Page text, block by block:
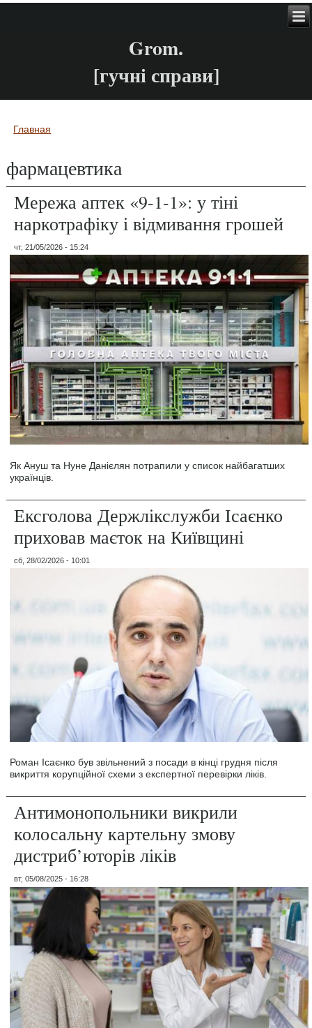
Grom.
[гучні справи]
Вы здесь
Главная
фармацевтика
Мережа аптек «9-1-1»: у тіні
наркотрафіку і відмивання грошей
чт, 21/05/2026 - 15:24
Як Ануш та Нуне Данієлян потрапили у список найбагатших
українців.
Ексголова Держлікслужби Ісаєнко
приховав маєток на Київщині
сб, 28/02/2026 - 10:01
Роман Ісаєнко був звільнений з посади в кінці грудня після
викриття корупційної схеми з експертної перевірки ліків.
Антимонопольники викрили
колосальну картельну змову
дистриб’юторів ліків
вт, 05/08/2025 - 16:28